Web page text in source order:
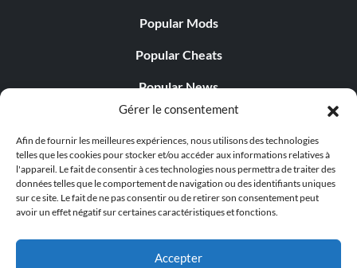
Gérer le consentement
Afin de fournir les meilleures expériences, nous utilisons des technologies
telles que les cookies pour stocker et/ou accéder aux informations relatives à
l'appareil. Le fait de consentir à ces technologies nous permettra de traiter des
données telles que le comportement de navigation ou des identifiants uniques
sur ce site. Le fait de ne pas consentir ou de retirer son consentement peut
avoir un effet négatif sur certaines caractéristiques et fonctions.
Accepter
Popular Mods
Popular Cheats
Popular News
Popular Editorials
Popular Free Games
LATEST UPDATES